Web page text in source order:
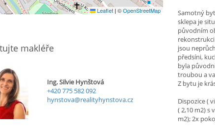
Leaflet | ©OpenStreetMap
makléře
Ing. Silvie Hynštová
+420 775 582 092
hynstova@realityhynstova.cz
Samotný
sklepa je
původním
jsou
předsíni,
byla
troubou a
Z bytu je
Dispozice (
( 2,10 m2) s
m2); 2x